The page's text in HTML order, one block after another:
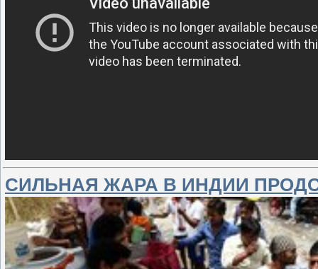
СИЛЬНАЯ ЖАРА В ИНДИИ